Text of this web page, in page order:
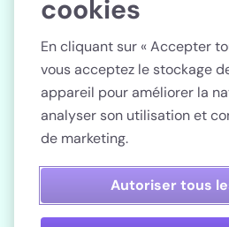
Suivez Lenstore
Pays
Paiement sécurisé
cookies
En cliquant sur « Accepter
vous acceptez le stockage
appareil pour améliorer la
analyser son utilisation et
de marketing.
Autoriser tous